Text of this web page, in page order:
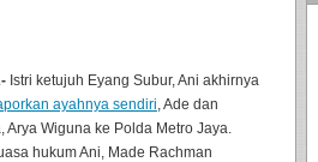
Istri ketujuh Eyang Subur, Ani akhirnya
ayahnya sendiri, Ade dan
Arya Wiguna ke Polda Metro Jaya.
hukum Ani, Made Rachman